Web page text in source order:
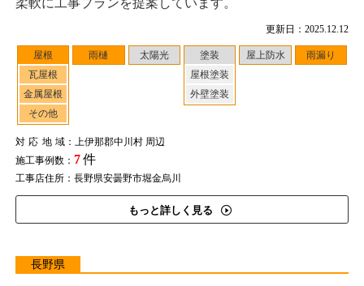
更新日：2025.12.12
屋根
瓦屋根
金属屋根
その他
雨樋 太陽光
塗装
屋根塗装
外壁塗装
屋上防水 雨漏り
対応地域：上伊那郡中川村 周辺
施工事例数： 7件
工事店住所：長野県安曇野市堀金烏川
もっと詳しく見る
柔軟に工事プランを提案しています。
長野県